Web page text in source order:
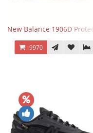
New Balance 1906D
9970